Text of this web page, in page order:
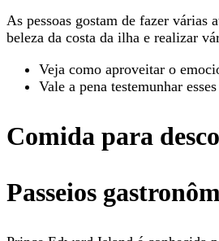
As pessoas gostam de fazer
beleza da costa da ilha e realizar
Veja como aproveitar o
Vale a pena testemunhar
Comida para
Passeios